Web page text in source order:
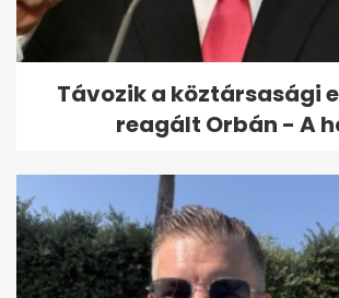
Távozik a köztársasági
reagált Orbán - A